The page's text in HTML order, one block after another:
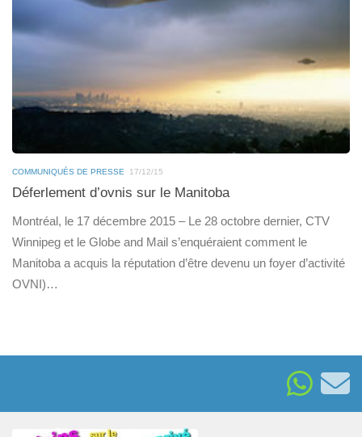
COMMUNIQUÉS DE PRESSE 17/12/15
Déferlement d’ovnis sur le Manitoba
Montréal, le 17 décembre 2015 – Le 28 octobre dernier, CTV
Winnipeg et le Globe and Mail s’enquéraient comment le
Manitoba a acquis la réputation d’être devenu un foyer d’activité
OVNI)…